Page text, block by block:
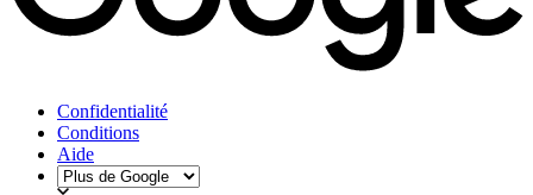
Confidentialité
Conditions
Aide